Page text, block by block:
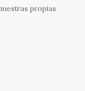
propias